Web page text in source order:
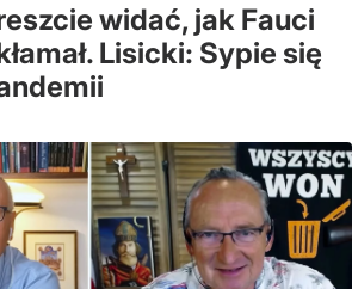
widać, jak Fauci
Lisicki: Sypie się